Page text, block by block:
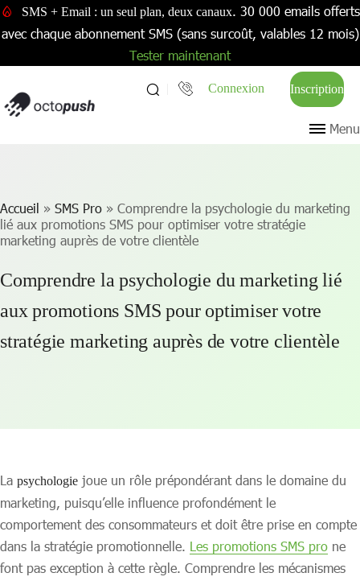
SMS + Email : un seul plan, deux canaux. 30 000 emails offerts
avec chaque abonnement SMS (sans surcoût, valables 12 mois)
Tester maintenant
Connexion Inscription
Menu
Accueil » SMS Pro » Comprendre la psychologie du marketing
lié aux promotions SMS pour optimiser votre stratégie
marketing auprès de votre clientèle
Comprendre la psychologie du marketing lié
aux promotions SMS pour optimiser votre
stratégie marketing auprès de votre clientèle
La psychologie joue un rôle prépondérant dans le domaine du
marketing, puisqu’elle influence profondément le
comportement des consommateurs et doit être prise en compte
dans la stratégie promotionnelle. Les promotions SMS pro ne
font pas exception à cette règle. Comprendre les mécanismes